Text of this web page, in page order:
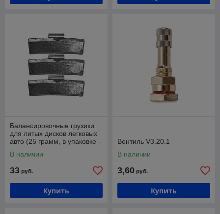
Балансировочные грузики
для литых дисков легковых
авто (25 грамм, в упаковке -
В наличии
33 руб.
Купить
Вентиль V3.20.1
В наличии
3,60 руб.
Купить